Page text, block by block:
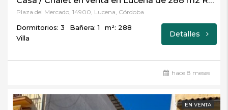
Plaza del Mercado, 14900, Lucena, Córdoba
Dormitorios: 3 Bañera: 1
m²: 288
Villa
Detalles
hace 8 meses
EN VENTA